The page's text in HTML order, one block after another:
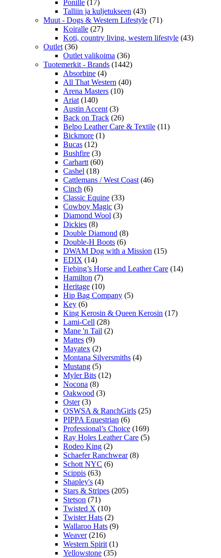
Ponille (17)
Talliin ja kuljetukseen (43)
Muut - Dogs & Western Lifestyle (71)
Koiralle (27)
Koti, country living, western lifestyle (43)
Outlet (36)
Outlet valikoima (36)
Tuotemerkit - Brands (1442)
Absorbine (4)
All That Western (40)
Arena Masters (10)
Ariat (140)
Austin Accent (3)
Back on Track (26)
Belpo Leather Care & Textile (11)
Bickmore (1)
Bucas (12)
Bushfire (3)
Carhartt (60)
Cashel (18)
Cattlemans / West Coast (46)
Cinch (6)
Classic Equine (33)
Cowboy Magic (3)
Diamond Wool (3)
Dickies (8)
Double Diamond (8)
Double-H Boots (6)
DWAM Dog with a Mission (15)
EDIX (14)
Fiebing’s Horse and Leather Care (14)
Hamilton (7)
Heritage (10)
Hip Bag Company (5)
Key (6)
King Kerosin & Queen Kerosin (17)
Lami-Cell (28)
Mane 'n Tail (2)
Mattes (9)
Mayatex (2)
Montana Silversmiths (4)
Mustang (5)
Myler Bits (12)
Nocona (8)
Oakwood (3)
Oster (3)
OSWSA & RanchGirls (25)
PIPPA Equestrian (6)
Professional’s Choice (169)
Ray Holes Leather Care (5)
Rodeo King (2)
Schaefer Ranchwear (8)
Schott NYC (6)
Scippis (63)
Shapley's (4)
Stars & Stripes (205)
Stetson (71)
Twisted X (10)
Twister Hats (2)
Wallaroo Hats (9)
Weaver (216)
Western Spirit (1)
Yellowstone (35)